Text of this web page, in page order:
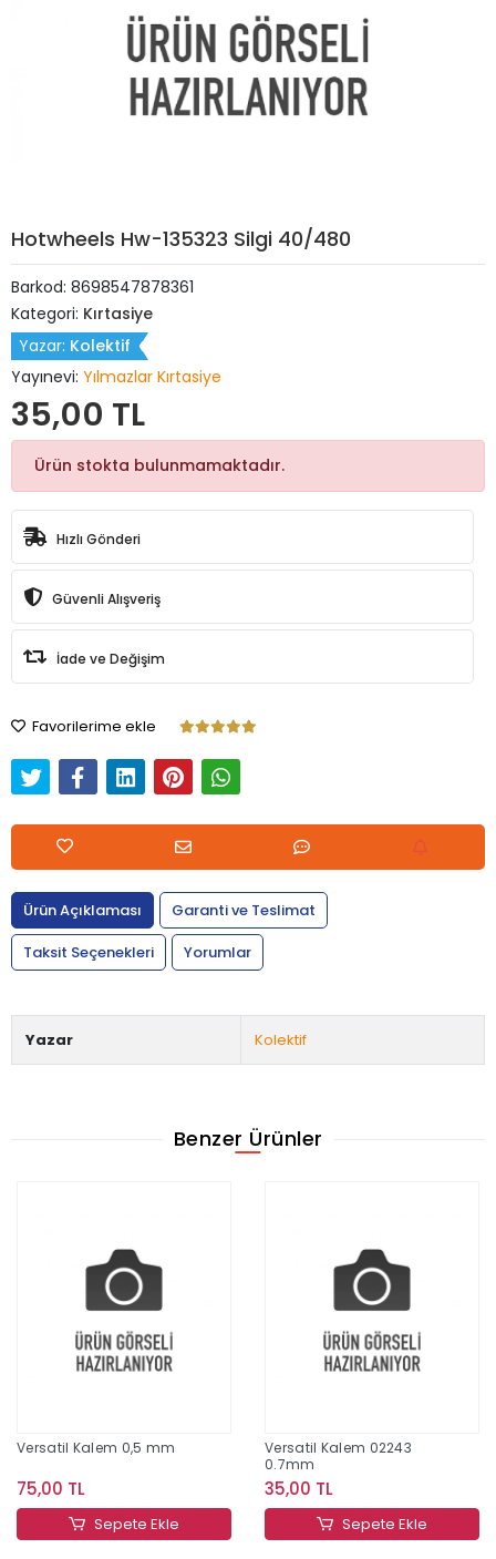
Hotwheels Hw-135323 Silgi 40/480
Barkod: 8698547878361
Kategori: Kırtasiye
Yazar: Kolektif
Yayınevi: Yılmazlar Kırtasiye
35,00 TL
Ürün stokta bulunmamaktadır.
Hızlı Gönderi
Güvenli Alışveriş
İade ve Değişim
Favorilerime ekle
Ürün Açıklaması
Garanti ve Teslimat
Taksit Seçenekleri
Yorumlar
Yazar Kolektif
Benzer Ürünler
Versatil Kalem 0,5 mm
75,00 TL
Sepete Ekle
Versatil Kalem 02243
0.7mm
35,00 TL
Sepete Ekle